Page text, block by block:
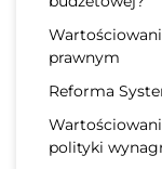
prawnym
Reforma
polityki